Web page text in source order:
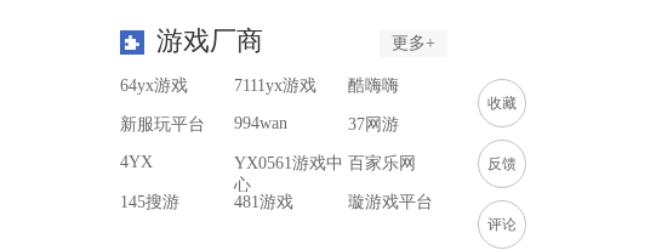
游戏厂商 更多+
64yx游戏 7111yx游戏 酷嗨嗨
新服玩平台 994wan 37网游
4YX
YX0561游戏中
心
百家乐网
145搜游 481游戏 璇游戏平台
收藏
反馈
评论